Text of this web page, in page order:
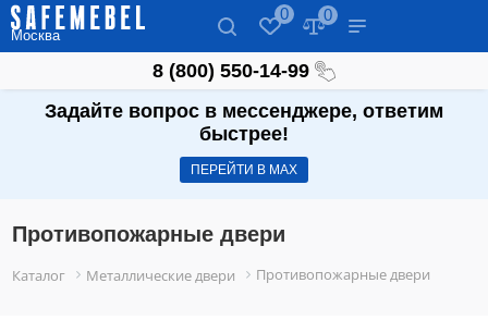
Москва
0 0
8 (800) 550-14-99
Задайте вопрос в мессенджере, ответим
быстрее!
ПЕРЕЙТИ В МАХ
Противопожарные двери
Каталог Металлические двери Противопожарные двери